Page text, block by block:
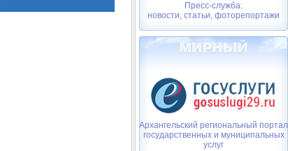
Пресс-служба:
новости, статьи, фоторепортажи
Архангельский региональный портал
государственных и муниципальных
услуг